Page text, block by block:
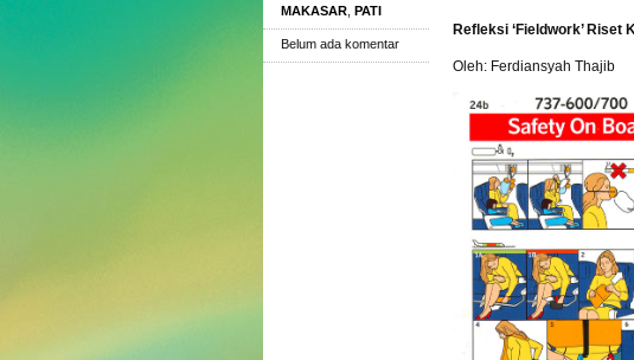
MAKASAR
PATI
Belum ada komentar
Refleksi ‘Fieldwork’ Riset
Oleh: Ferdiansyah Thajib